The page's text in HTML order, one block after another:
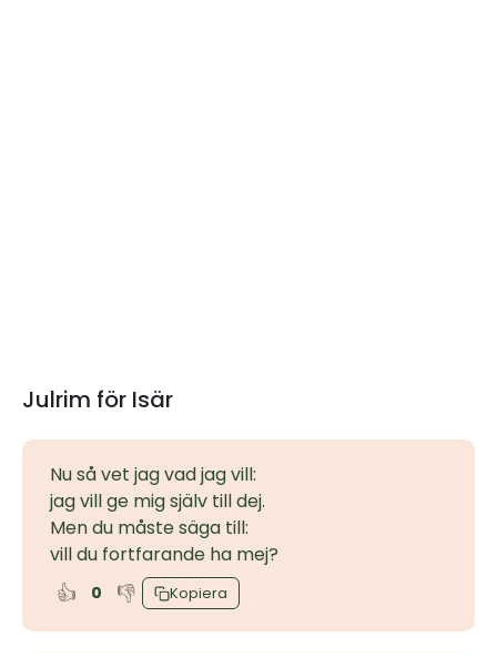
Julrim för Isär
Nu så vet jag vad jag vill:
jag vill ge mig själv till dej.
Men du måste säga till:
vill du fortfarande ha mej?
👍 0 👎 Kopiera